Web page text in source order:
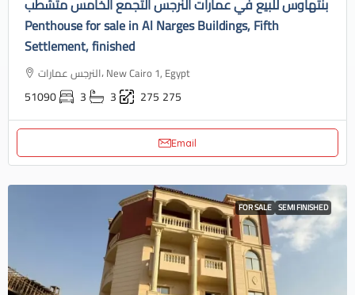
بنتهاوس للبيع في عمارات النرجس التجمع الخامس متشطب
Penthouse for sale in Al Narges Buildings, Fifth
Settlement, finished
النرجس عمارات، New Cairo 1, Egypt
51090 3 3 275 275
Email
FOR SALE SEMI FINISHED